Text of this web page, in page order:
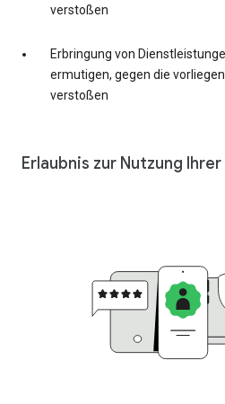
verstoßen
Erbringung von
ermutigen, gegen die
verstoßen
Erlaubnis zur Nutzung